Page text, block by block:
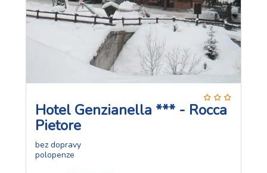
Hotel Genzianella *** - Rocca
Pietore
bez dopravy
polopenze